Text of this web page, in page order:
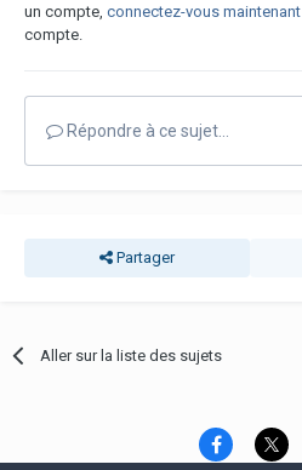
un compte, connectez-vous maintenant
compte.
Répondre à ce sujet…
Partager
Aller sur la liste des sujets